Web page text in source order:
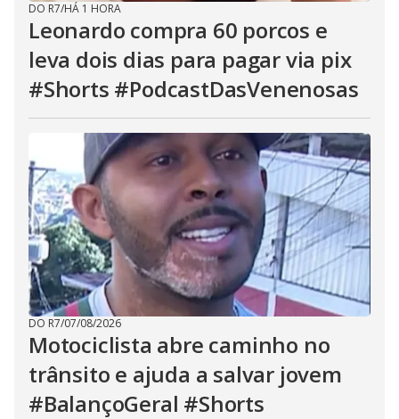
DO R7/HÁ 1 HORA
Leonardo compra 60 porcos e
leva dois dias para pagar via pix
#Shorts #PodcastDasVenenosas
DO R7/07/08/2026
Motociclista abre caminho no
trânsito e ajuda a salvar jovem
#BalançoGeral #Shorts